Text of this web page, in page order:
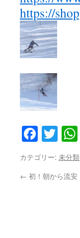
https://
カテゴリー: 未分類
← 初！朝から流安